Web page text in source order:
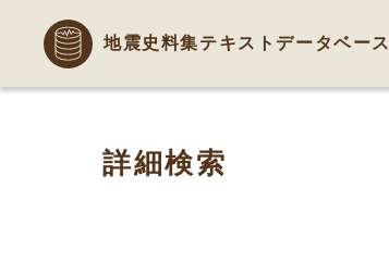
地震史料集テキストデータベース
詳細検索